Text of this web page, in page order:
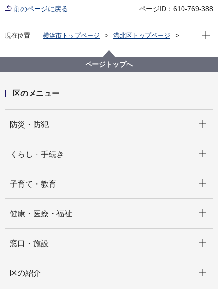
前のページに戻る ページID：610-769-388
現在位置 横浜市トップページ
港北区トップページ
現在
ページトップへ
区のメニュー
防災・防犯
くらし・手続き
子育て・教育
健康・医療・福祉
窓口・施設
区の紹介